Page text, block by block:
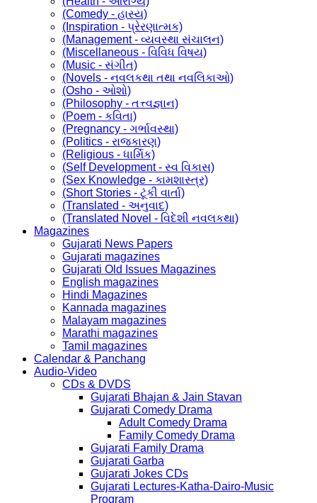
(Comedy - હાસ્ય)
(Inspiration - પ્રેરણાત્મક)
(Management - વ્યવસ્થા સંચાલન)
(Miscellaneous - વિવિધ વિષય)
(Music - સંગીત)
(Novels - નવલકથા તથા નવલિકાઓ)
(Osho - ઓશો)
(Philosophy - તત્ત્વજ્ઞાન)
(Poem - કવિતા)
(Pregnancy - ગર્ભાવસ્થા)
(Politics - રાજકારણ)
(Religious - ધાર્મિક)
(Self Development - સ્વ વિકાસ)
(Sex Knowledge - કામશાસ્ત્ર)
(Short Stories - ટૂંકી વાર્તા)
(Translated - અનુવાદ)
(Translated Novel - વિદેશી નવલકથા)
Magazines
Gujarati News Papers
Gujarati magazines
Gujarati Old Issues Magazines
English magazines
Hindi Magazines
Kannada magazines
Malayam magazines
Marathi magazines
Tamil magazines
Calendar & Panchang
Audio-Video
CDs & DVDS
Gujarati Bhajan & Jain Stavan
Gujarati Comedy Drama
Adult Comedy Drama
Family Comedy Drama
Gujarati Family Drama
Gujarati Garba
Gujarati Jokes CDs
Gujarati Lectures-Katha-Dairo-Music
Program